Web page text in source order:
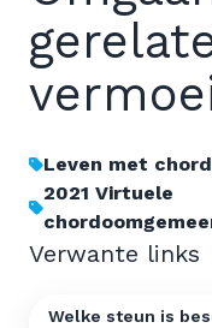
Leven met
2021 Virtuele
Verwante links
Welke steun is